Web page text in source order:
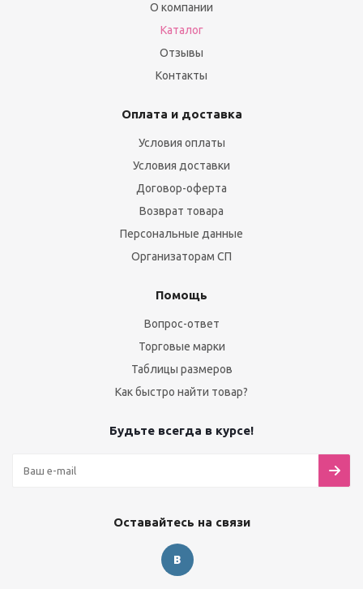
О компании
Каталог
Отзывы
Контакты
Оплата и доставка
Условия оплаты
Условия доставки
Договор-оферта
Возврат товара
Персональные данные
Организаторам СП
Помощь
Вопрос-ответ
Торговые марки
Таблицы размеров
Как быстро найти товар?
Будьте всегда в курсе!
Оставайтесь на связи